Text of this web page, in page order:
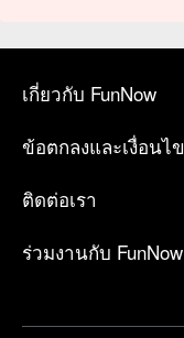
เกี่ยวกับ FunNow
ข้อตกลงและเงื่อนไข
ติดต่อเรา
ร่วมงานกับ FunNow